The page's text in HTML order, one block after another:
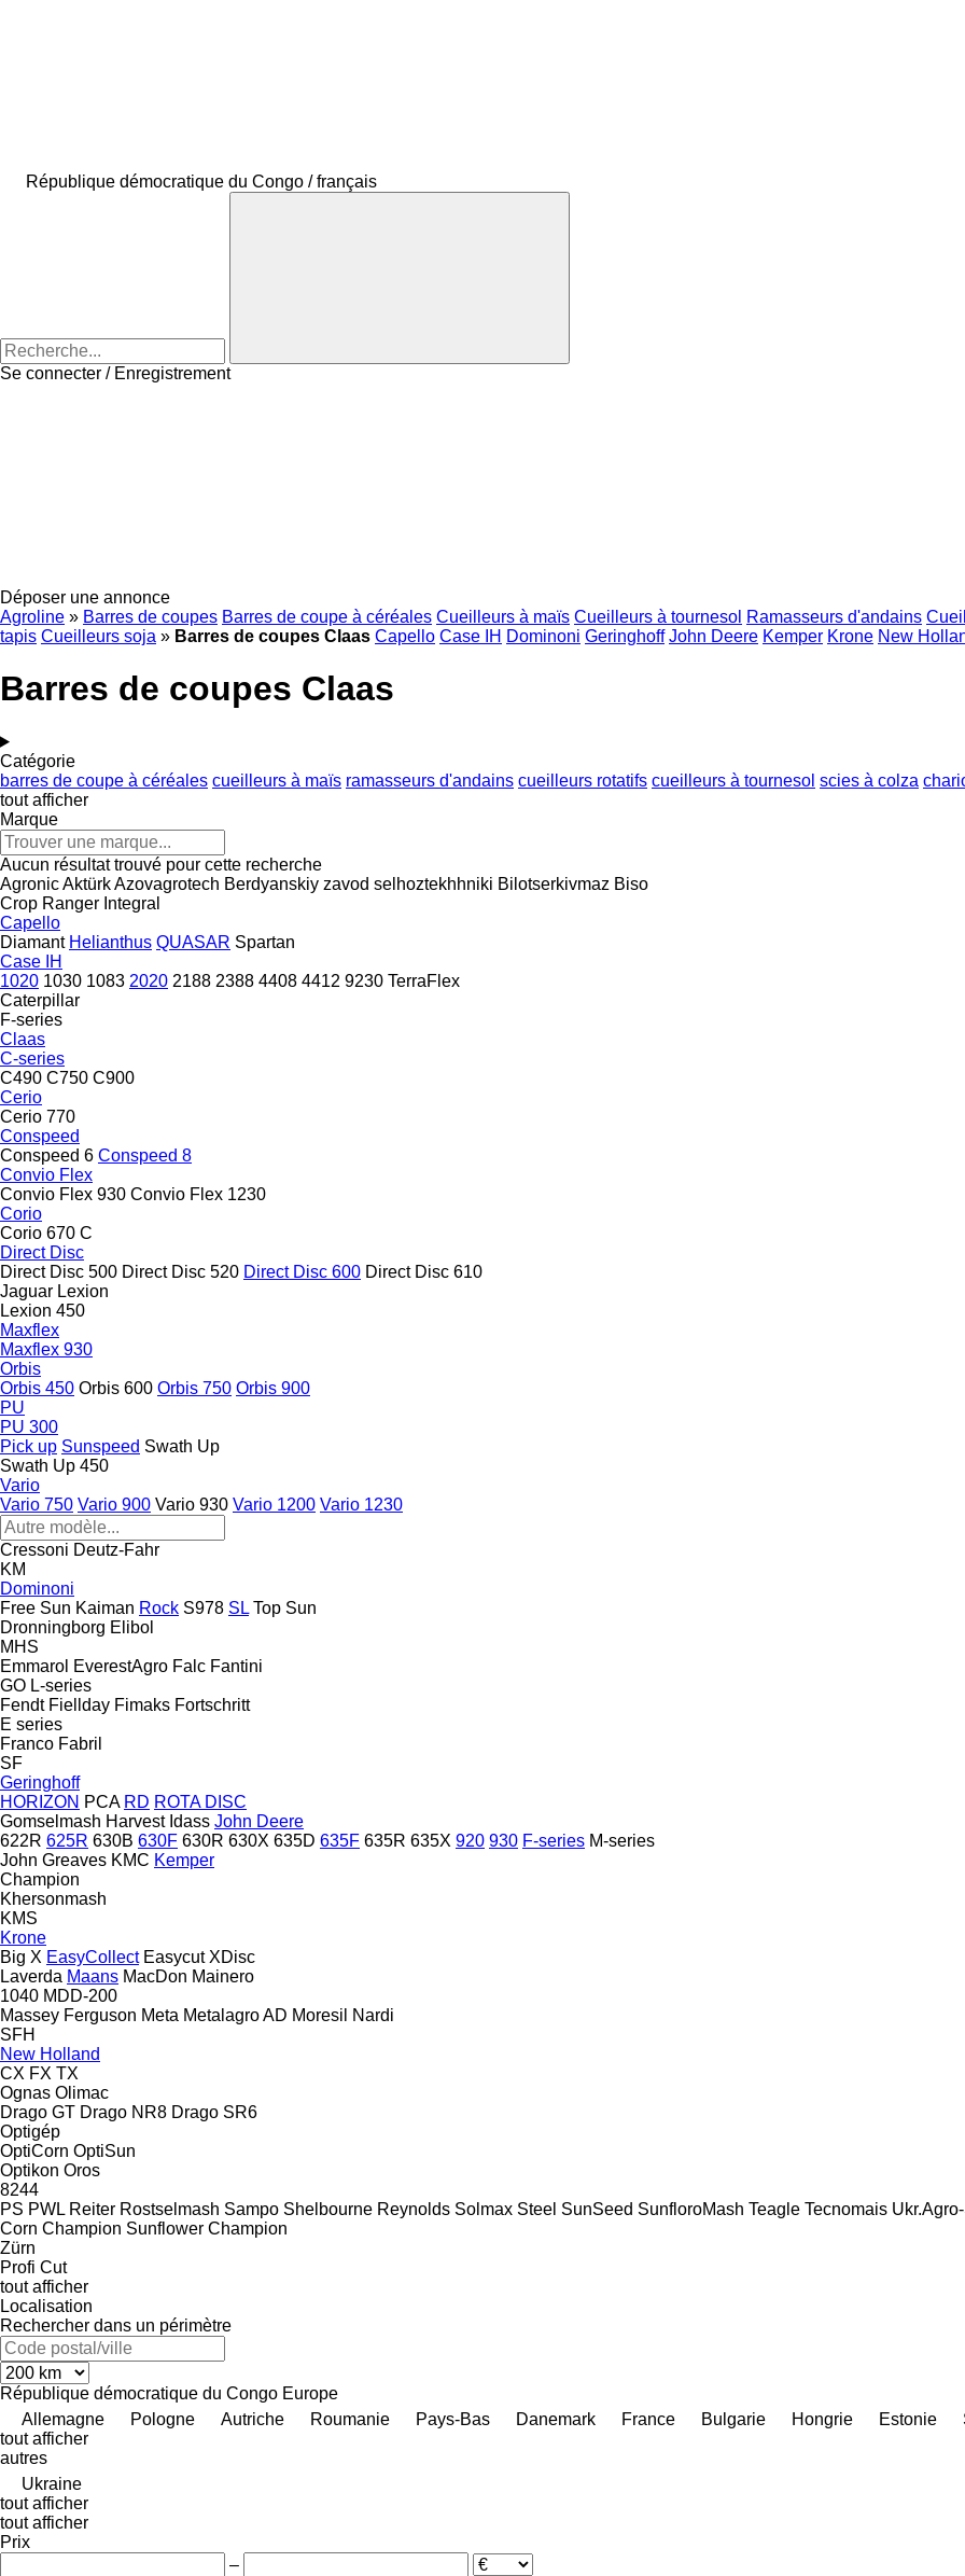
République démocratique du Congo / français
Se connecter / Enregistrement
Déposer une annonce
Agroline » Barres de coupes Barres de coupe à céréales Cueilleurs à maïs Cueilleurs à tournesol Ramasseurs d'andains
tapis Cueilleurs soja » Barres de coupes Claas Capello Case IH Dominoni Geringhoff John Deere Kemper Krone New
Barres de coupes Claas
Catégorie
barres de coupe à céréales cueilleurs à maïs ramasseurs d'andains cueilleurs rotatifs cueilleurs à tournesol scies à colza
tout afficher
Marque
Aucun résultat trouvé pour cette recherche
AgronicAktürkAzovagrotech Berdyanskiy zavod selhoztekhhniki Bilotserkivmaz Biso
Crop Ranger Integral
Capello
Diamant Helianthus QUASAR Spartan
Case IH
1020 1030 1083 2020 2188 2388 4408 4412 9230 TerraFlex
Caterpillar
F-series
Claas
C-series
C490 C750 C900
Cerio
Cerio 770
Conspeed
Conspeed 6 Conspeed 8
Convio Flex
Convio Flex 930 Convio Flex 1230
Corio
Corio 670 C
Direct Disc
Direct Disc 500 Direct Disc 520 Direct Disc 600 Direct Disc 610
Jaguar Lexion
Lexion 450
Maxflex
Maxflex 930
Orbis
Orbis 450 Orbis 600 Orbis 750 Orbis 900
PU
PU 300
Pick up Sunspeed Swath Up
Swath Up 450
Vario
Vario 750 Vario 900 Vario 930 Vario 1200 Vario 1230
Cressoni Deutz-Fahr
KM
Dominoni
Free Sun Kaiman Rock S978 SL Top Sun
Dronningborg Elibol
MHS
Emmarol EverestAgro Falc Fantini
GO L-series
Fendt Fiellday Fimaks Fortschritt
E series
Franco Fabril
SF
Geringhoff
HORIZON PCA RD ROTA DISC
Gomselmash Harvest Idass John Deere
622R 625R 630B 630F 630R 630X 635D 635F 635R 635X 920 930 F-series M-series
John Greaves KMC Kemper
Champion
Khersonmash
KMS
Krone
Big X EasyCollect Easycut XDisc
Laverda Maans MacDon Mainero
1040 MDD-200
Massey Ferguson Meta Metalagro AD Moresil
Nardi
SFH
New Holland
CX FX TX
Ognas Olimac
Drago GT Drago NR8 Drago SR6
Optigép
OptiCorn OptiSun
Optikon Oros
8244
PS PWL Reiter Rostselmash Sampo Shelbourne Reynolds Solmax Steel SunSeed SunfloroMash Teagle Tecnomais
Corn Champion Sunflower Champion
Zürn
Profi Cut
tout afficher
Localisation
Rechercher dans un périmètre
République démocratique du Congo Europe
Allemagne
Pologne Autriche Roumanie Pays-Bas Danemark France Bulgarie Hongrie Estonie
tout afficher
autres
Ukraine
tout afficher
tout afficher
Prix
–